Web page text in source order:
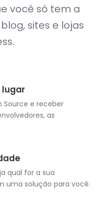
você só tem a
sites e lojas
lugar
Source e receber
as
qual for a sua
uma solução para você.